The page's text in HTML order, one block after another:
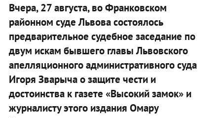
Вчера, 27 августа, во Франковском
районном суде Львова состоялось
предварительное судебное заседание по
двум искам бывшего главы Львовского
апелляционного административного суда
Игоря Зварыча о защите чести и
достоинства к газете «Высокий замок» и
журналисту этого издания Омару